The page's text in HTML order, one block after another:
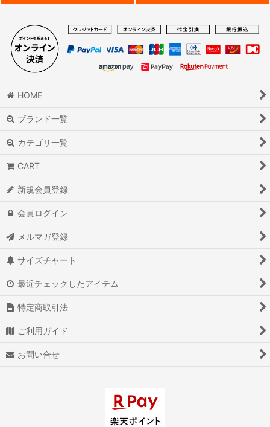
HOME
ブランド一覧
カテゴリ一覧
CART
新規会員登録
会員ログイン
メルマガ登録
サイズチャート
最近チェックしたアイテム
特定商取引法
ご利用ガイド
お問い合せ